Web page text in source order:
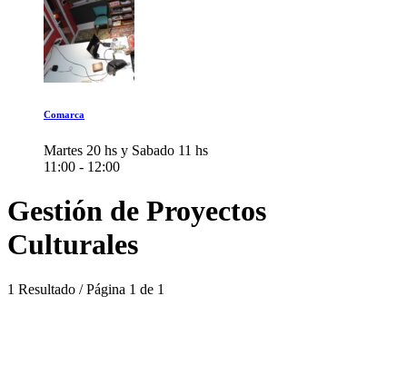
Comarca
Martes 20 hs y Sabado 11 hs
11:00 - 12:00
Gestión de Proyectos
Culturales
1 Resultado / Página 1 de 1